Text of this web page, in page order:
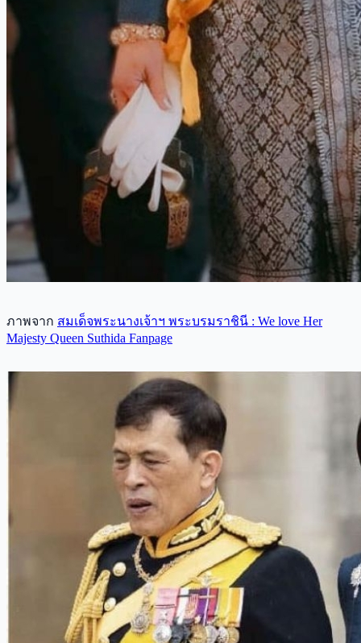
ภาพจาก สมเด็จพระนางเจ้าฯ พระบรมราชินี : We love Her
Majesty Queen Suthida Fanpage